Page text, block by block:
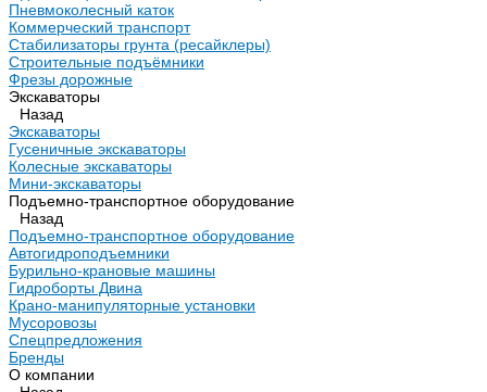
Пневмоколесный каток
Коммерческий транспорт
Стабилизаторы грунта (ресайклеры)
Строительные подъёмники
Фрезы дорожные
Экскаваторы
Назад
Экскаваторы
Гусеничные экскаваторы
Колесные экскаваторы
Мини-экскаваторы
Подъемно-транспортное оборудование
Назад
Подъемно-транспортное оборудование
Автогидроподъемники
Бурильно-крановые машины
Гидроборты Двина
Крано-манипуляторные установки
Мусоровозы
Спецпредложения
Бренды
О компании